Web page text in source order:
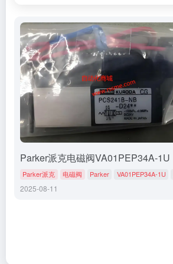
Parker派克电磁阀VA01PEP34A-1U
Parker派克 电磁阀 Parker VA01PEP34A-1U
2025-08-11